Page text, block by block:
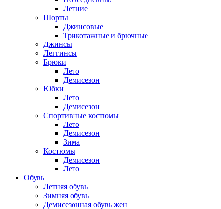
Летние
Шорты
Джинсовые
Трикотажные и брючные
Джинсы
Леггинсы
Брюки
Лето
Демисезон
Юбки
Лето
Демисезон
Спортивные костюмы
Лето
Демисезон
Зима
Костюмы
Демисезон
Лето
Обувь
Летняя обувь
Зимняя обувь
Демисезонная обувь жен